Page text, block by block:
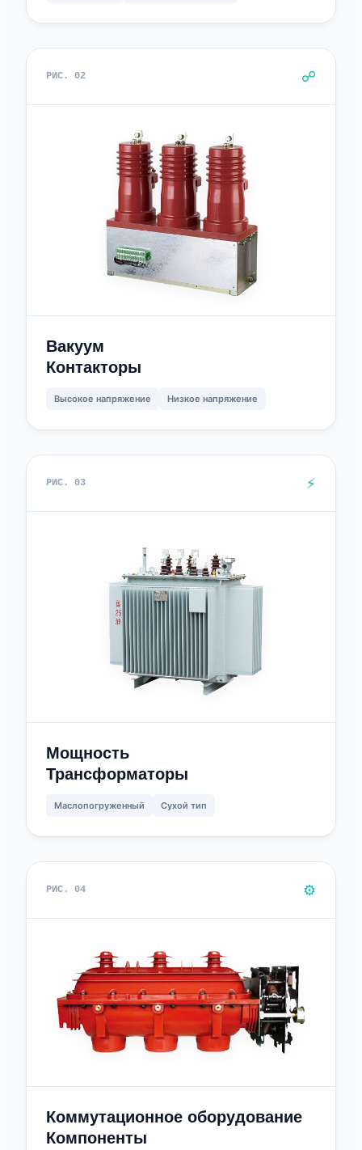
РИС. 02 ☍
Вакуум
Контакторы
Высокое напряжение Низкое напряжение
РИС. 03 ⚡
Мощность
Трансформаторы
Маслопогруженный Сухой тип
РИС. 04 ⚙️
Коммутационное оборудование
Компоненты